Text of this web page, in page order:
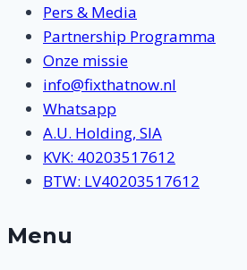
Pers & Media
Partnership Programma
Onze missie
info@fixthatnow.nl
Whatsapp
A.U. Holding, SIA
KVK: 40203517612
BTW: LV40203517612
Menu